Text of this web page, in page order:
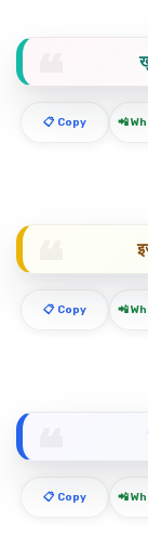
📋 Copy 📲
📋 Copy 📲
📋 Copy 📲